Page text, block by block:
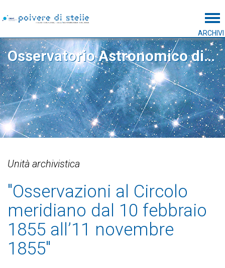
ARCHIVI
Osservatorio Astronomico di Roma
Unità archivistica
"Osservazioni al Circolo
meridiano dal 10 febbraio
1855 all’11 novembre
1855"